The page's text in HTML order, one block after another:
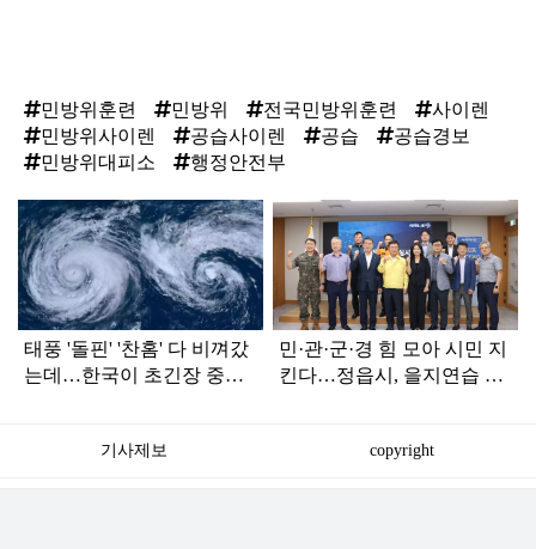
민방위훈련 민방위 전국민방위훈련
사이렌
민방위사이렌
공습사이렌 공습
공습경보
민방위대피소
행정안전부
탑
라
인
태풍 '돌핀' '찬홈' 다 비껴갔
는데…한국이 초긴장 중인
민·관·군·경 힘 모아 시민 지
킨다…정읍시, 을지연습 총
기사제보 copyright